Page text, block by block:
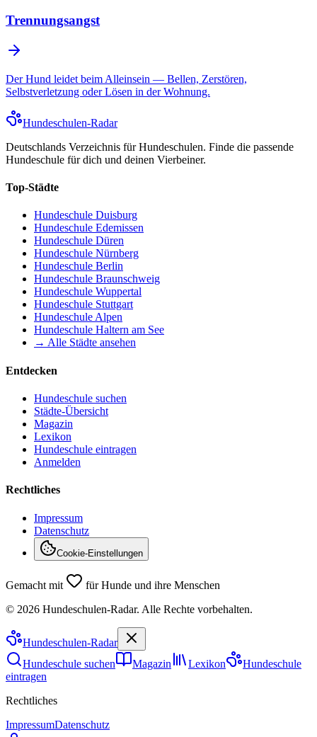
Trennungsangst
Der Hund leidet beim Alleinsein — Bellen, Zerstören,
Selbstverletzung oder Lösen in der Wohnung.
Hundeschulen-Radar
Deutschlands Verzeichnis für Hundeschulen. Finde die passende
Hundeschule für dich und deinen Vierbeiner.
Top-Städte
Hundeschule Duisburg
Hundeschule Edemissen
Hundeschule Düren
Hundeschule Nürnberg
Hundeschule Berlin
Hundeschule Braunschweig
Hundeschule Wuppertal
Hundeschule Stuttgart
HundeschuleAlpen
Hundeschule Haltern am See
→ Alle Städte ansehen
Entdecken
Hundeschule suchen
Städte-Übersicht
Magazin
Lexikon
Hundeschule eintragen
Anmelden
Rechtliches
Impressum
Datenschutz
Cookie-Einstellungen
Gemacht mit
für Hunde und ihre Menschen
© 2026 Hundeschulen-Radar. Alle Rechte vorbehalten.
Hundeschulen-Radar
Hundeschule suchen
Magazin Lexikon
Hundeschule
eintragen
Rechtliches
ImpressumDatenschutz